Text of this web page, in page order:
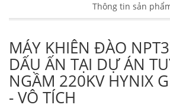
Thông tin sản
MÁY KHIÊN ĐÀO
DẤU ẤN TẠI DỰ ÁN
NGẦM 220KV HYNIX
- VÔ TÍCH